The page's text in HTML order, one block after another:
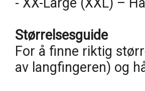
Størrelsesguide
For å finne riktig
av langfingeren) og